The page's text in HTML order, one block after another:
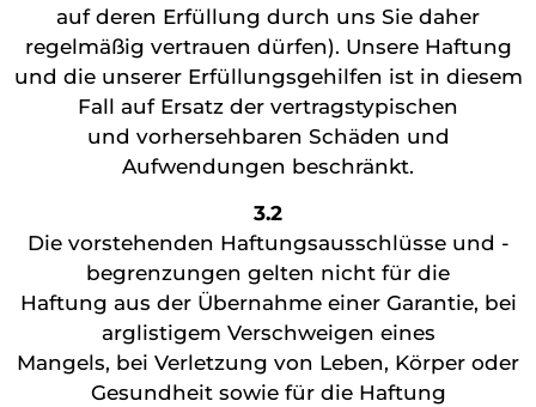
auf deren Erfüllung durch uns Sie daher
regelmäßig vertrauen dürfen). Unsere Haftung
und die unserer Erfüllungsgehilfen ist in diesem
Fall auf Ersatz der vertragstypischen
und vorhersehbaren Schäden und
Aufwendungen beschränkt.
3.2
Die vorstehenden Haftungsausschlüsse und -
begrenzungen gelten nicht für die
Haftung aus der Übernahme einer Garantie, bei
arglistigem Verschweigen eines
Mangels, bei Verletzung von Leben, Körper oder
Gesundheit sowie für die Haftung